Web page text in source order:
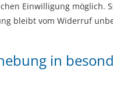
Einwilligung
bleibt vom Widerruf
in